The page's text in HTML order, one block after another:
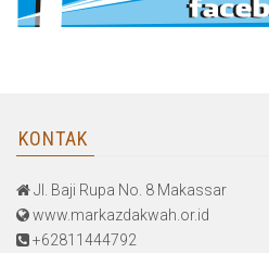
KONTAK
Jl. Baji Rupa No. 8 Makassar
www.markazdakwah.or.id
+62811444792